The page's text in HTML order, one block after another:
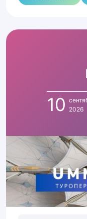
10 2026
Умра
Перелет,
отель
5★
в
400
м